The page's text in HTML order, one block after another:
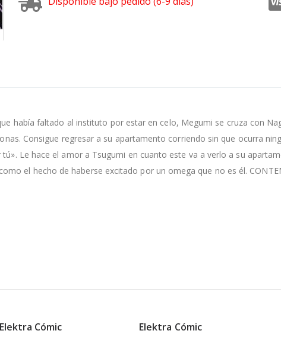
había faltado al instituto por estar en celo, Megumi se cruza con
Consigue regresar a su apartamento corriendo sin que ocurra
Le hace el amor a Tsugumi en cuanto este va a verlo a su
el hecho de haberse excitado por un omega que no es él.
Cómic Elektra Cómic